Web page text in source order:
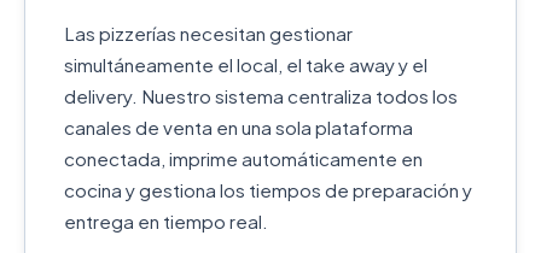
Las pizzerías necesitan gestionar
simultáneamente el local, el take away y el
delivery. Nuestro sistema centraliza todos los
canales de venta en una sola plataforma
conectada, imprime automáticamente en
cocina y gestiona los tiempos de preparación y
entrega en tiempo real.